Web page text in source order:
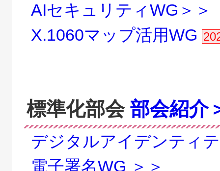
AIセキュリティWG＞＞
X.1060マップ活用WG
標準化部会部会紹介
デジタルアイデンティ
電子署名WG ＞＞